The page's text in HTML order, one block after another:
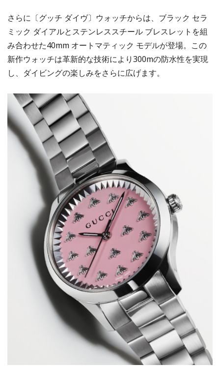
さらに〔グッチ ダイヴ〕ウォッチからは、ブラック セラ
ミック ダイアルとステンレススチール ブレスレットを組
み合わせた40mm オートマティック モデルが登場。この
新作ウォッチは革新的な技術により300mの防水性を実現
し、ダイビングの楽しみをさらに広げます。